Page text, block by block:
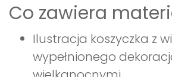
Co zawiera
Ilustracja koszyczka z
wypełnionego